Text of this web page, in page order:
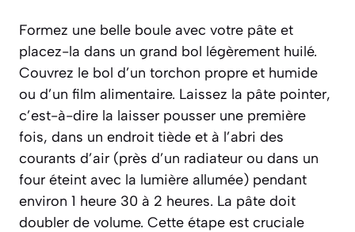
Formez une belle boule avec votre pâte et
placez-la dans un grand bol légèrement huilé.
Couvrez le bol d’un torchon propre et humide
ou d’un film alimentaire. Laissez la pâte pointer,
c’est-à-dire la laisser pousser une première
fois, dans un endroit tiède et à l’abri des
courants d’air (près d’un radiateur ou dans un
four éteint avec la lumière allumée) pendant
environ 1 heure 30 à 2 heures. La pâte doit
doubler de volume. Cette étape est cruciale